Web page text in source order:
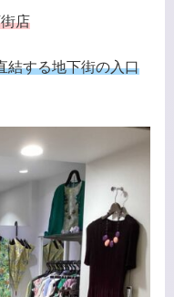
店
結する地下街の入口